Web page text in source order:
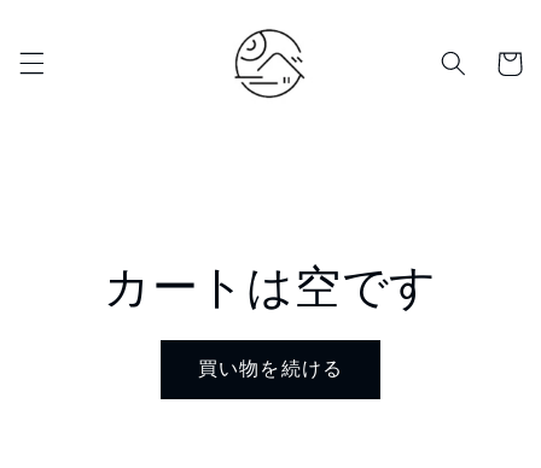
進む
ー
カートは空です
買い物を続ける